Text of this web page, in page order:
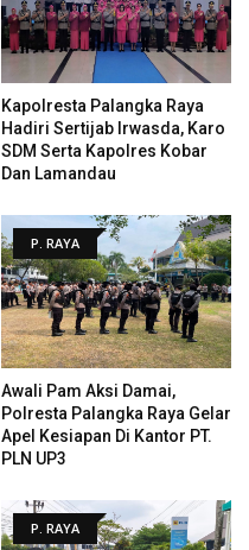
Kapolresta Palangka Raya
Hadiri Sertijab Irwasda, Karo
SDM Serta Kapolres Kobar
Dan Lamandau
P. RAYA
Awali Pam Aksi Damai,
Polresta Palangka Raya Gelar
Apel Kesiapan Di Kantor PT.
PLN UP3
P. RAYA